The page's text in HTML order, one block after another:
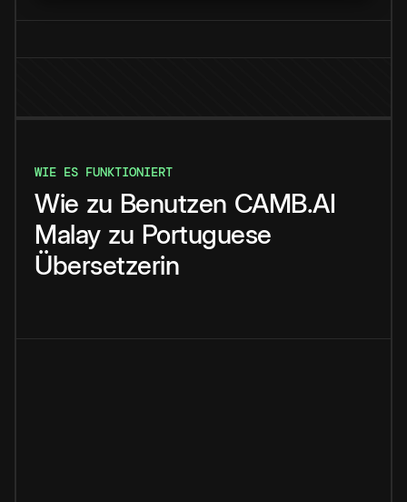
WIE ES FUNKTIONIERT
Wie zu Benutzen CAMB.AI
Malay zu Portuguese
Übersetzerin